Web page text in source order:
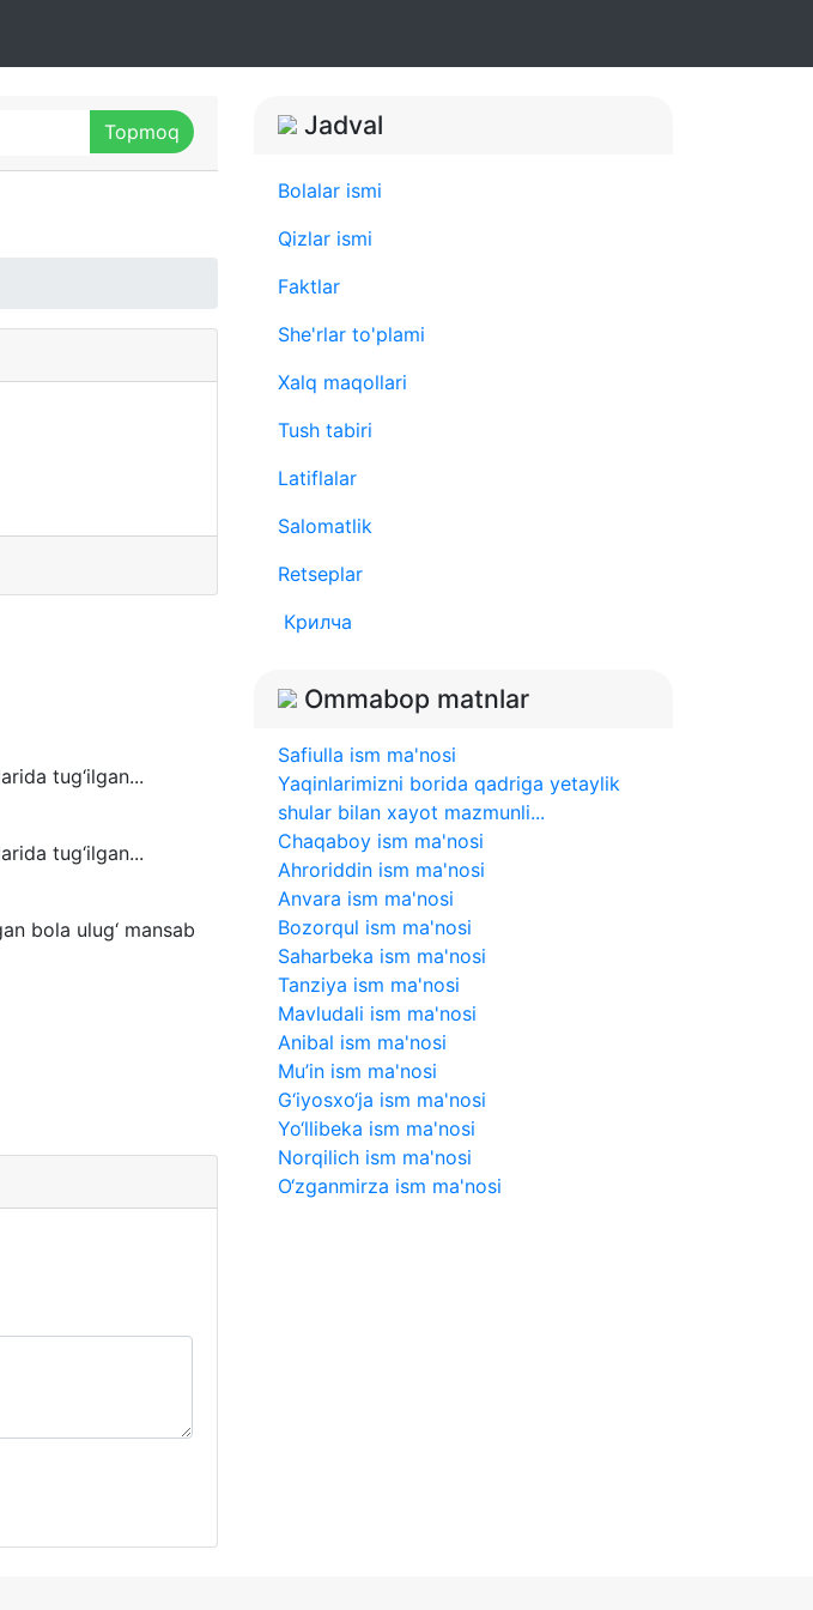
tug‘ilgan...
tug‘ilgan...
bola ulug‘ mansab
Jadval
Bolalar ismi
Qizlar ismi
Faktlar
She'rlar to'plami
Xalq maqollari
Tush tabiri
Latiflalar
Salomatlik
Retseplar
Крилча
Ommabop matnlar
Safiulla ism ma'nosi
Yaqinlarimizni borida qadriga yetaylik
shular bilan xayot mazmunli...
Chaqaboy ism ma'nosi
Ahroriddin ism ma'nosi
Anvara ism ma'nosi
Bozorqul ism ma'nosi
Saharbeka ism ma'nosi
Tanziya ism ma'nosi
Mavludali ism ma'nosi
Anibal ism ma'nosi
Mu’in ism ma'nosi
G‘iyosxo‘ja ism ma'nosi
Yo‘llibeka ism ma'nosi
Norqilich ism ma'nosi
O‘zganmirza ism ma'nosi